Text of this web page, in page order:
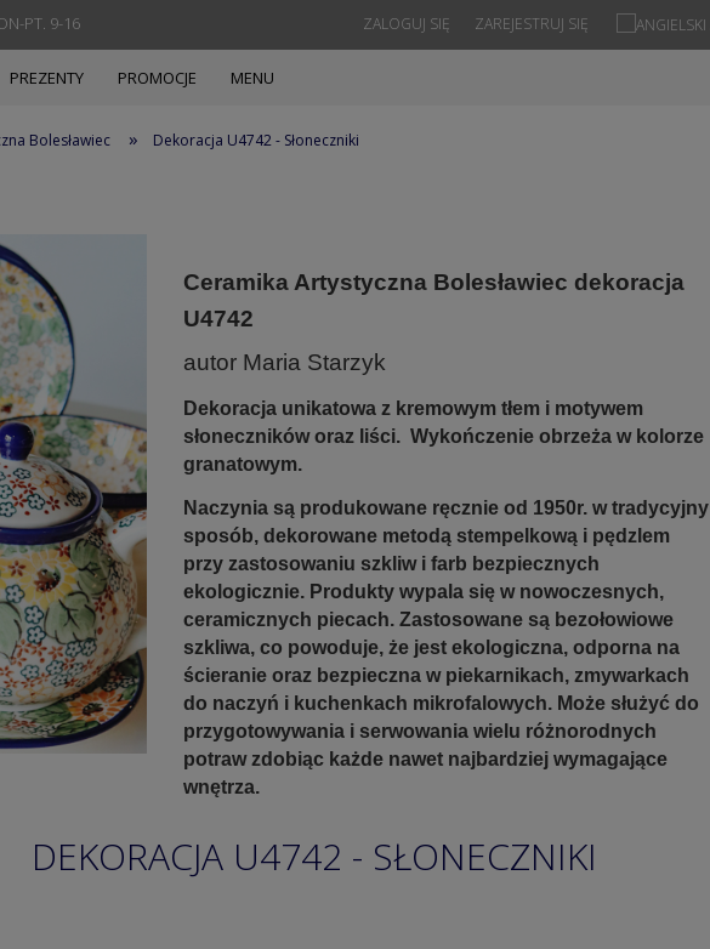
PT. 9-16 ZAREJESTRUJ SIĘ
ZALOGUJ SIĘ
PREZENTY PROMOCJE MENU
Bolesławiec » Dekoracja U4742 - Słoneczniki
Ceramika Artystyczna Bolesławiec dekoracja
U4742
autor Maria Starzyk
Dekoracja unikatowa z kremowym tłem i motywem
słoneczników oraz liści. Wykończenie obrzeża w kolorze
granatowym.
Naczynia są produkowane ręcznie od 1950r. w tradycyjny
sposób, dekorowane metodą stempelkową i pędzlem
przy zastosowaniu szkliw i farb bezpiecznych
ekologicznie. Produkty wypala się w nowoczesnych,
ceramicznych piecach. Zastosowane są bezołowiowe
szkliwa, co powoduje, że jest ekologiczna, odporna na
ścieranie oraz bezpieczna w piekarnikach, zmywarkach
do naczyń i kuchenkach mikrofalowych. Może służyć do
przygotowywania i serwowania wielu różnorodnych
potraw zdobiąc każde nawet najbardziej wymagające
wnętrza.
DEKORACJA U4742 - SŁONECZNIKI